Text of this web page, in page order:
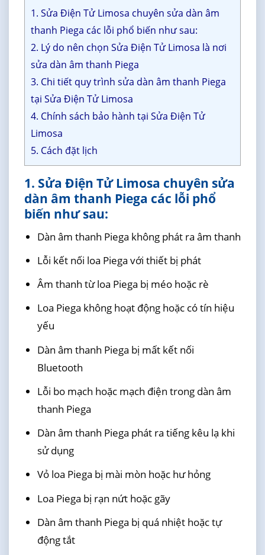
1. Sửa Điện Tử Limosa chuyên sửa dàn âm
thanh Piega các lỗi phổ biến như sau:
2. Lý do nên chọn Sửa Điện Tử Limosa là nơi
sửa dàn âm thanh Piega
3. Chi tiết quy trình sửa dàn âm thanh Piega
tại Sửa Điện Tử Limosa
4. Chính sách bảo hành tại Sửa Điện Tử
Limosa
5. Cách đặt lịch
1. Sửa Điện Tử Limosa chuyên sửa
dàn âm thanh Piega các lỗi phổ
biến như sau:
Dàn âm thanh Piega không phát ra âm thanh
Lỗi kết nối loa Piega với thiết bị phát
Âm thanh từ loa Piega bị méo hoặc rè
Loa Piega không hoạt động hoặc có tín hiệu
yếu
Dàn âm thanh Piega bị mất kết nối
Bluetooth
Lỗi bo mạch hoặc mạch điện trong dàn âm
thanh Piega
Dàn âm thanh Piega phát ra tiếng kêu lạ khi
sử dụng
Vỏ loa Piega bị mài mòn hoặc hư hỏng
Loa Piega bị rạn nứt hoặc gãy
Dàn âm thanh Piega bị quá nhiệt hoặc tự
động tắt